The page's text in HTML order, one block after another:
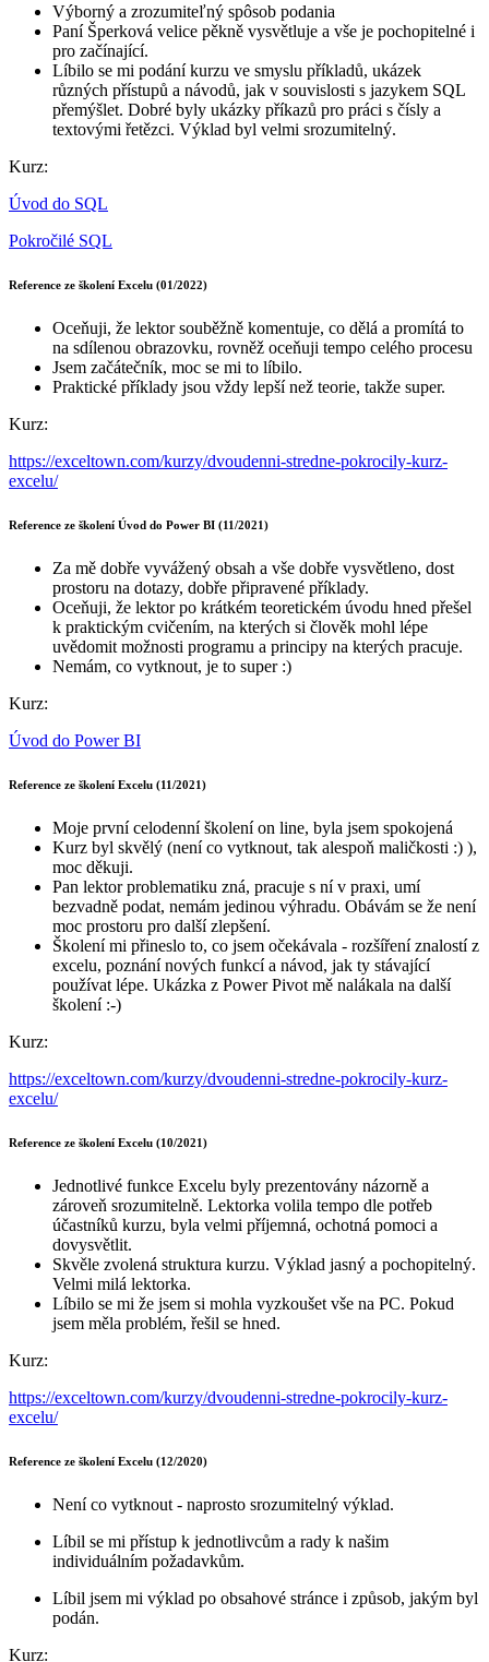
Výborný a zrozumiteľný spôsob podania
Paní Šperková velice pěkně vysvětluje a vše je pochopitelné i
pro začínající.
Líbilo se mi podání kurzu ve smyslu příkladů, ukázek
různých přístupů a návodů, jak v souvislosti s jazykem SQL
přemýšlet. Dobré byly ukázky příkazů pro práci s čísly a
textovými řetězci. Výklad byl velmi srozumitelný.
Kurz:
Úvod do SQL
Pokročilé SQL
Reference ze školení Excelu (01/2022)
Oceňuji, že lektor souběžně komentuje, co dělá a promítá to
na sdílenou obrazovku, rovněž oceňuji tempo celého procesu
Jsem začátečník, moc se mi to líbilo.
Praktické příklady jsou vždy lepší než teorie, takže super.
Kurz:
https://exceltown.com/kurzy/dvoudenni-stredne-pokrocily-kurz-
excelu/
Reference ze školení Úvod do Power BI (11/2021)
Za mě dobře vyvážený obsah a vše dobře vysvětleno, dost
prostoru na dotazy, dobře připravené příklady.
Oceňuji, že lektor po krátkém teoretickém úvodu hned přešel
k praktickým cvičením, na kterých si člověk mohl lépe
uvědomit možnosti programu a principy na kterých pracuje.
Nemám, co vytknout, je to super :)
Kurz:
Úvod do Power BI
Reference ze školení Excelu (11/2021)
Moje první celodenní školení on line, byla jsem spokojená
Kurz byl skvělý (není co vytknout, tak alespoň maličkosti :) ),
moc děkuji.
Pan lektor problematiku zná, pracuje s ní v praxi, umí
bezvadně podat, nemám jedinou výhradu. Obávám se že není
moc prostoru pro další zlepšení.
Školení mi přineslo to, co jsem očekávala - rozšíření znalostí z
excelu, poznání nových funkcí a návod, jak ty stávající
používat lépe. Ukázka z Power Pivot mě nalákala na další
školení :-)
Kurz:
https://exceltown.com/kurzy/dvoudenni-stredne-pokrocily-kurz-
excelu/
Reference ze školení Excelu (10/2021)
Jednotlivé funkce Excelu byly prezentovány názorně a
zároveň srozumitelně. Lektorka volila tempo dle potřeb
účastníků kurzu, byla velmi příjemná, ochotná pomoci a
dovysvětlit.
Skvěle zvolená struktura kurzu. Výklad jasný a pochopitelný.
Velmi milá lektorka.
Líbilo se mi že jsem si mohla vyzkoušet vše na PC. Pokud
jsem měla problém, řešil se hned.
Kurz:
https://exceltown.com/kurzy/dvoudenni-stredne-pokrocily-kurz-
excelu/
Reference ze školení Excelu (12/2020)
Není co vytknout - naprosto srozumitelný výklad.
Líbil se mi přístup k jednotlivcům a rady k našim
individuálním požadavkům.
Líbil jsem mi výklad po obsahové stránce i způsob, jakým byl
podán.
Kurz: